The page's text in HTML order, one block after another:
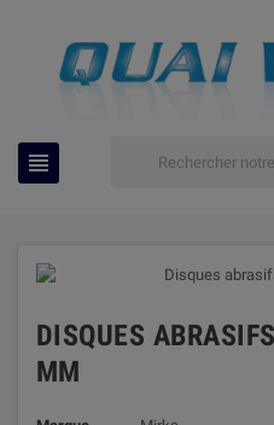

DISQUES
MM